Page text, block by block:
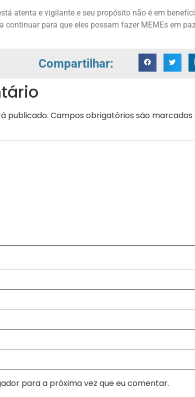
atenta e vigilante e seu propósito não é em
continuar para que eles possam fazer MEMEs em
Compartilhar:
publicado. Campos obrigatórios são
para a próxima vez que eu comentar.